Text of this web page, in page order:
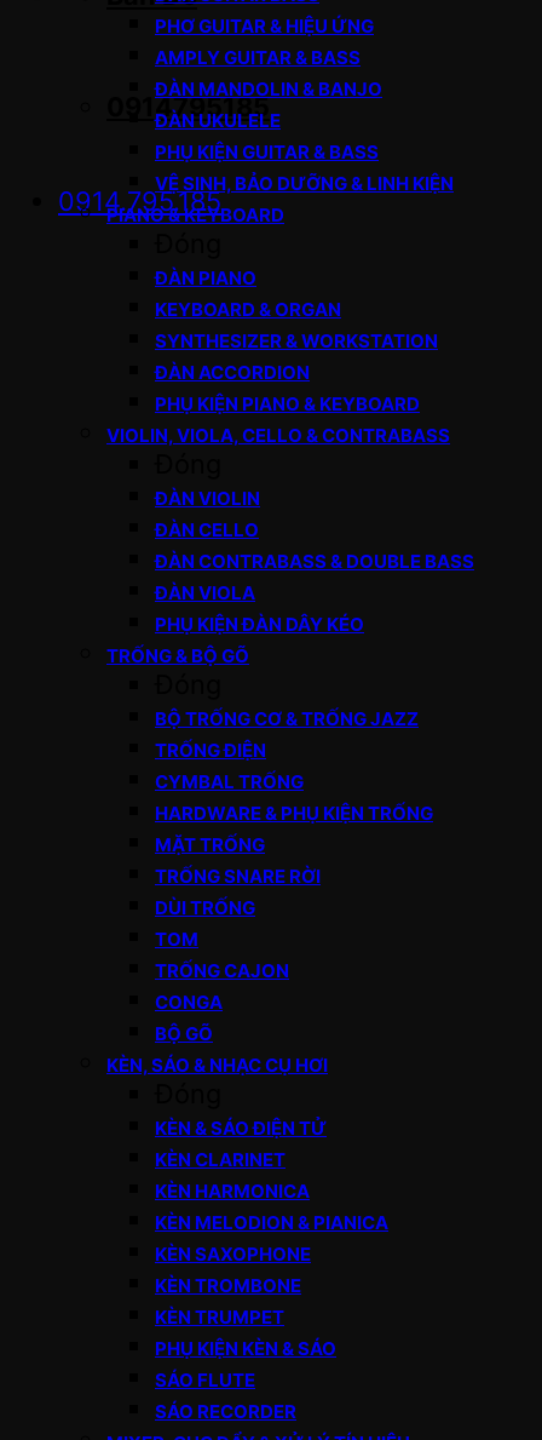
0914795185
0914.795.185
PHƠ GUITAR & HIỆU ỨNG
AMPLY GUITAR & BASS
ĐÀN MANDOLIN & BANJO
ĐÀN UKULELE
PHỤ KIỆN GUITAR & BASS
VỆ SINH, BẢO DƯỠNG & LINH KIỆN
PIANO & KEYBOARD
ĐÀN PIANO
KEYBOARD & ORGAN
SYNTHESIZER & WORKSTATION
ĐÀN ACCORDION
PHỤ KIỆN PIANO & KEYBOARD
VIOLIN, VIOLA, CELLO & CONTRABASS
ĐÀN VIOLIN
ĐÀN CELLO
ĐÀN CONTRABASS & DOUBLE BASS
ĐÀN VIOLA
PHỤ KIỆN ĐÀN DÂY KÉO
TRỐNG & BỘ GÕ
BỘ TRỐNG CƠ & TRỐNG JAZZ
TRỐNG ĐIỆN
CYMBAL TRỐNG
HARDWARE & PHỤ KIỆN TRỐNG
MẶT TRỐNG
TRỐNG SNARE RỜI
DÙI TRỐNG
TOM
TRỐNG CAJON
CONGA
BỘ GÕ
KÈN, SÁO & NHẠC CỤ HƠI
KÈN & SÁO ĐIỆN TỬ
KÈN CLARINET
KÈN HARMONICA
KÈN MELODION & PIANICA
KÈN SAXOPHONE
KÈN TROMBONE
KÈN TRUMPET
PHỤ KIỆN KÈN & SÁO
SÁO FLUTE
SÁO RECORDER